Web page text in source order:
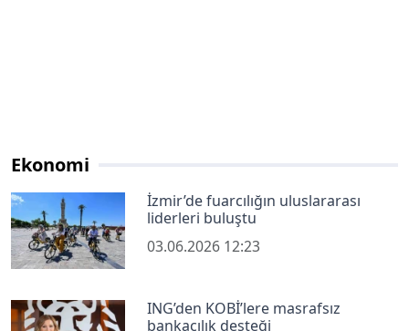
Ekonomi
İzmir’de fuarcılığın uluslararası
liderleri buluştu
03.06.2026 12:23
ING’den KOBİ’lere masrafsız
bankacılık desteği